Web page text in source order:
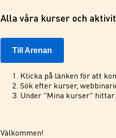
Alla våra kurser och
Till Arenan
Klicka på länken för att
Sök efter kurser,
Under "Mina kurser" hittar
Välkommen!